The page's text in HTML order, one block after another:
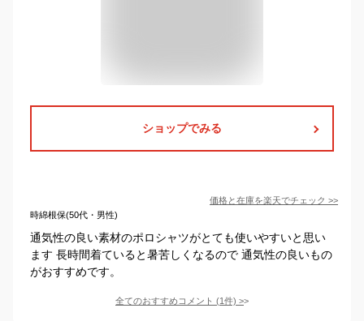
ショップでみる
価格と在庫を楽天でチェック >>
時綿根保(50代・男性)
通気性の良い素材のポロシャツがとても使いやすいと思い
ます 長時間着ていると暑苦しくなるので 通気性の良いもの
がおすすめです。
全てのおすすめコメント (1件) >